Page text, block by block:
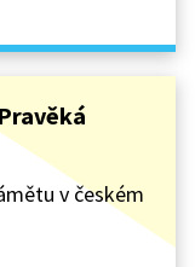
v českém